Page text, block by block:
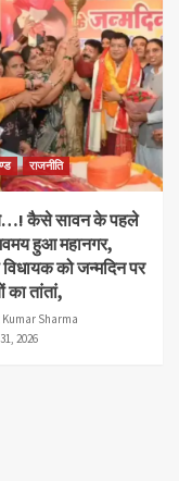
राजनीति
कैसे सावन के पहले
हुआ महानगर,
विधायक को जन्मदिन पर
का तांतां,
Sharma
2026